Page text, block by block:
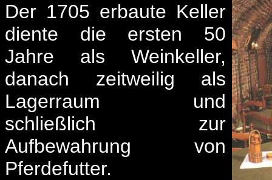
Der 1705 erbaute Keller
diente die ersten 50
Jahre als Weinkeller,
danach zeitweilig als
Lagerraum und
schließlich zur
Aufbewahrung von
Pferdefutter.